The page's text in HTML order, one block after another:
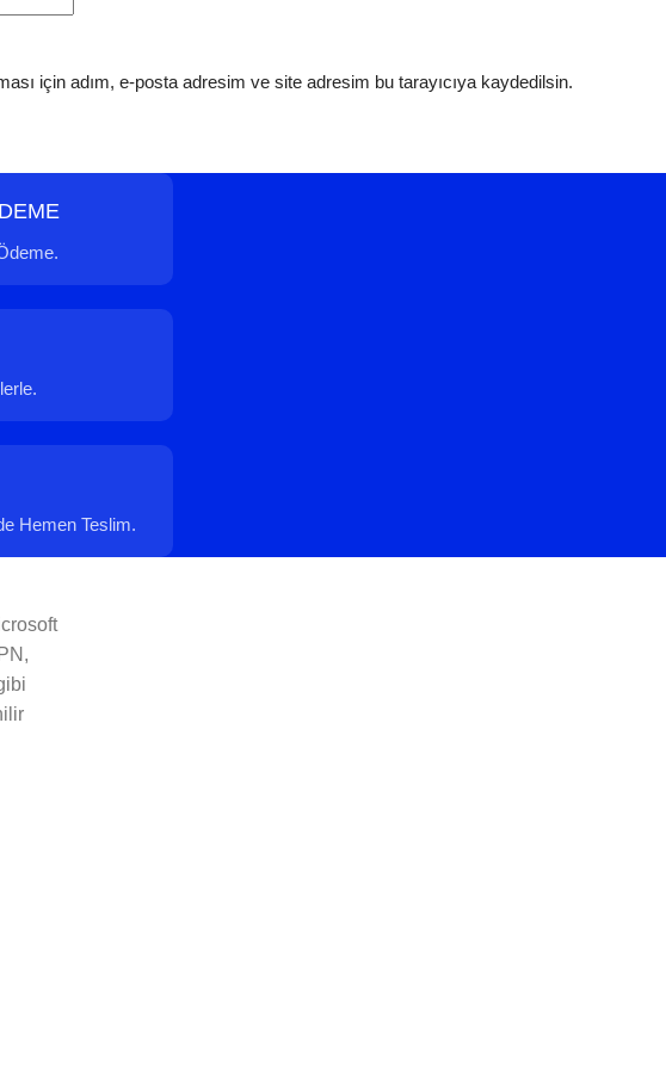
için adım, e-posta adresim ve site adresim bu tarayıcıya kaydedilsin.
Hemen Teslim.